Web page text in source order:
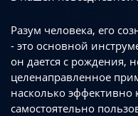
Разум человека, его
- это основной
он дается с рождения,
целенаправленное
насколько эффективно
самостоятельно